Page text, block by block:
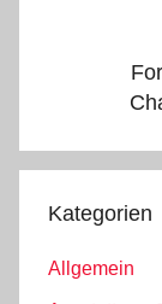
Kategorien
Allgemein